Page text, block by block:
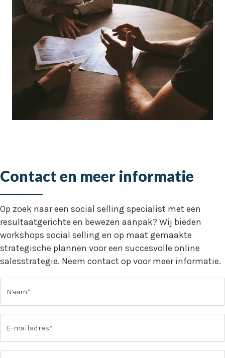
Contact en meer informatie
Op zoek naar een social selling specialist met een
resultaatgerichte en bewezen aanpak? Wij bieden
workshops social selling en op maat gemaakte
strategische plannen voor een succesvolle online
salesstrategie. Neem contact op voor meer informatie.